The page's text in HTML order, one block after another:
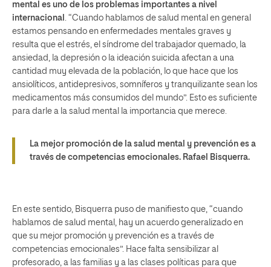
mental es uno de los problemas importantes a nivel
internacional . “Cuando hablamos de salud mental en general
estamos pensando en enfermedades mentales graves y
resulta que el estrés, el síndrome del trabajador quemado, la
ansiedad, la depresión o la ideación suicida afectan a una
cantidad muy elevada de la población, lo que hace que los
ansiolíticos, antidepresivos, somníferos y tranquilizante sean los
medicamentos más consumidos del mundo”. Esto es suficiente
para darle a la salud mental la importancia que merece.
La mejor promoción de la salud mental y prevención es a
través de competencias emocionales. Rafael Bisquerra.
En este sentido, Bisquerra puso de manifiesto que, “cuando
hablamos de salud mental, hay un acuerdo generalizado en
que su mejor promoción y prevención es a través de
competencias emocionales”. Hace falta sensibilizar al
profesorado, a las familias y a las clases políticas para que